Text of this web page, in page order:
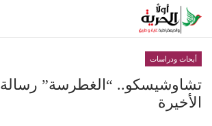
أبحاث ودراسات
تشاوشيسكو.. “الغطرسة” رسالة
الأخيرة